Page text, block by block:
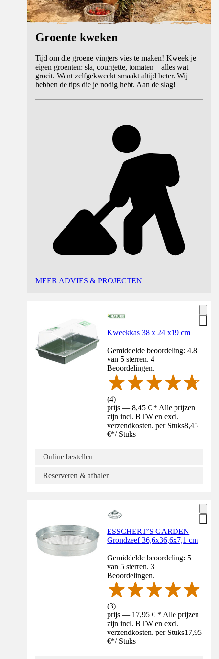
Groente kweken
Tijd om die groene vingers vies te maken! Kweek je
eigen groenten: sla, courgette, tomaten – alles wat
groeit. Want zelfgekweekt smaakt altijd beter. Wij
hebben de tips die je nodig hebt. Aan de slag!
MEER ADVIES & PROJECTEN
Kweekkas 38 x 24 x19 cm
Gemiddelde beoordeling: 4.8
van 5 sterren. 4
Beoordelingen.
(4)
prijs — 8,45 € * Alle prijzen
zijn incl. BTW en excl.
verzendkosten. per Stuks8,45
€*/ Stuks
Online bestellen
Reserveren & afhalen
ESSCHERT’S GARDEN
Grondzeef 36,6x36,6x7,1 cm
Gemiddelde beoordeling: 5
van 5 sterren. 3
Beoordelingen.
(3)
prijs — 17,95 € * Alle prijzen
zijn incl. BTW en excl.
verzendkosten. per Stuks17,95
€*/ Stuks